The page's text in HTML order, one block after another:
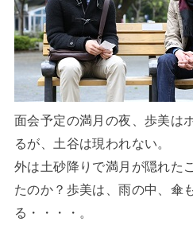
面会予定の満月の夜、歩美は
るが、土谷は現われない。
外は土砂降りで満月が隠れた
たのか？歩美は、雨の中、傘
る・・・・。